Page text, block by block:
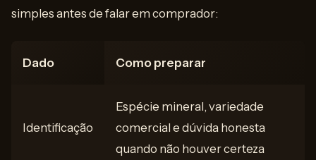
simples antes de falar em comprador:
Dado Como preparar
Identificação
Espécie mineral, variedade
comercial e dúvida honesta
quando não houver certeza